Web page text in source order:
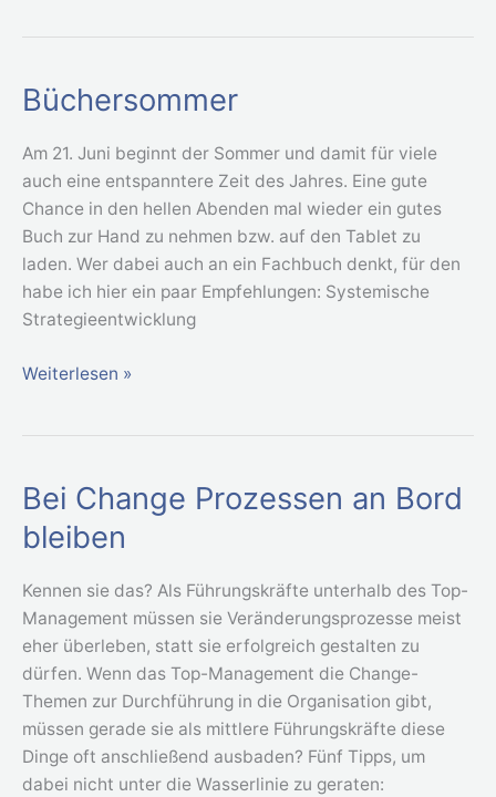
Büchersommer
Am 21. Juni beginnt der Sommer und damit für viele
auch eine entspanntere Zeit des Jahres. Eine gute
Chance in den hellen Abenden mal wieder ein gutes
Buch zur Hand zu nehmen bzw. auf den Tablet zu
laden. Wer dabei auch an ein Fachbuch denkt, für den
habe ich hier ein paar Empfehlungen: Systemische
Strategieentwicklung
Büchersommer
Weiterlesen »
Bei Change Prozessen an Bord
bleiben
Kennen sie das? Als Führungskräfte unterhalb des Top-
Management müssen sie Veränderungsprozesse meist
eher überleben, statt sie erfolgreich gestalten zu
dürfen. Wenn das Top-Management die Change-
Themen zur Durchführung in die Organisation gibt,
müssen gerade sie als mittlere Führungskräfte diese
Dinge oft anschließend ausbaden? Fünf Tipps, um
dabei nicht unter die Wasserlinie zu geraten:
Bei
Prozessen
Bord
bleiben